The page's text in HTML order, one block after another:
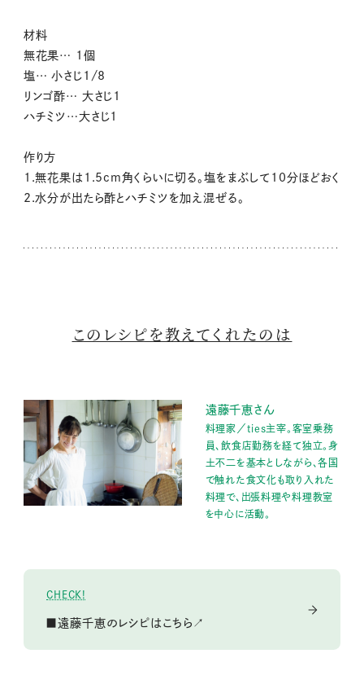
材料
無花果… 1個
塩… 小さじ1/8
リンゴ酢… 大さじ1
ハチミツ…大さじ1
作り方
1.無花果は1.5cm角くらいに切る。塩をまぶして10分ほどおく
2.水分が出たら酢とハチミツを加え混ぜる。
このレシピを教えてくれたのは
遠藤千恵さん
料理家／ties主宰。客室乗務
員、飲食店勤務を経て独立。身
土不二を基本としながら、各国
で触れた食文化も取り入れた
料理で、出張料理や料理教室
を中心に活動。
CHECK!
■遠藤千恵のレシピはこちら↗